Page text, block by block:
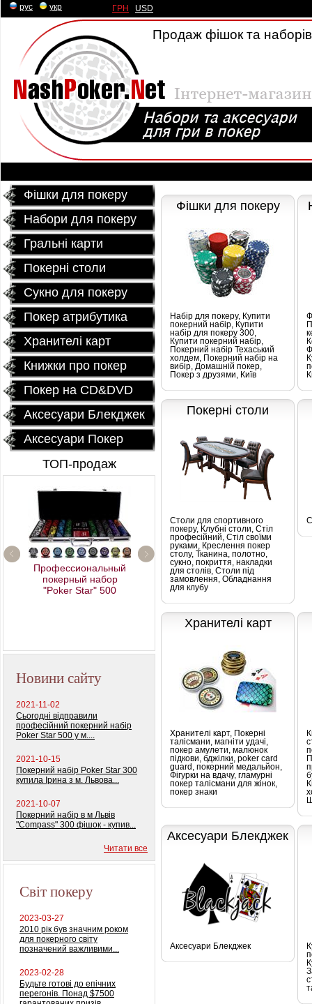
рус укр ГРН USD
Продаж фішок та
Фішки для покеру
Набори для покеру
Гральні карти
Покернi столи
Сукно для покеру
Покер атрибутика
Хранителі карт
Книжки про покер
Покер на CD&DVD
Аксесуари Блекджек
Аксесуари Покер
ТОП-продаж
Профессиональный
покерный набор
"Poker Star" 500
Fournier 2818 Блок (12
колод) 100%
Новини сайту
2021-11-02
Сьогодні відправили
професійний покерний набір
Poker Star 500 у м....
2021-10-15
Покерний набір Poker Star 300
купила Ірина з м. Львова...
2021-10-07
Покерний набір в м Львів
"Compass" 300 фішок - купив...
Читати все
Світ покеру
2023-03-27
2010 рік був значним роком
для покерного світу
позначений важливими...
2023-02-28
Будьте готові до епічних
перегонів. Понад $7500
Фішки для покеру
Набір для покеру, Купити
покерний набір, Купити
набір для покеру 300,
Купити покерний набір,
Покерний набір Техаський
холдем, Покерний набір на
вибір, Домашній покер,
Покер з друзями, Київ
Покернi столи
Столи для спортивного
покеру, Клубні столи, Стіл
професійний, Стіл своїми
руками, Креслення покер
столу, Тканина, полотно,
сукно, покриття, накладки
для столів, Столи під
замовлення, Обладнання
для клубу
Хранителі карт
Хранителі карт, Покерні
талісмани, магніти удачі,
покер амулети, малюнок
підкови, бджілки, poker card
guard, покерний медальйон,
Фігурки на вдачу, гламурні
покер талісмани для жінок,
покер знаки
Аксесуари Блекджек
Аксесуари Блекджек